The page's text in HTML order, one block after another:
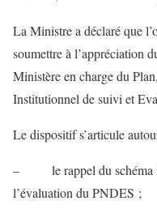
La Ministre a déclaré que
soumettre à l’appréciation
Ministère en charge du
Institutionnel de suivi et
Le dispositif s’articule
– le rappel du schéma
l’évaluation du PNDES ;